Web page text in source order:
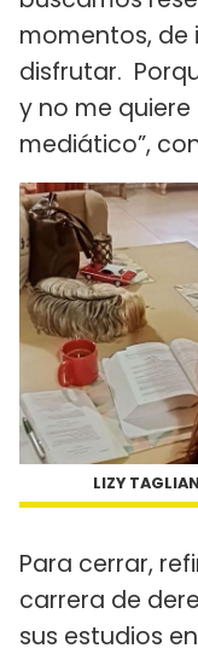
momentos, de
disfrutar.
y no me
mediático”,
LIZY
Para cerrar,
carrera de
sus estudios